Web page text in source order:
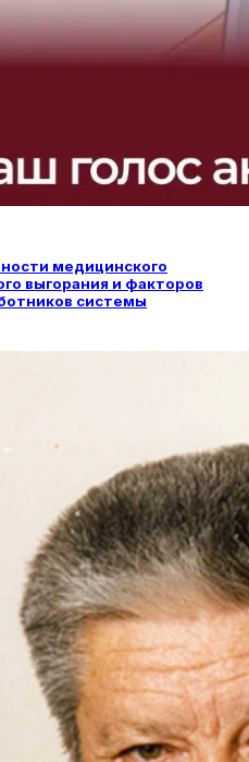
медицинского
выгорания и факторов
системы